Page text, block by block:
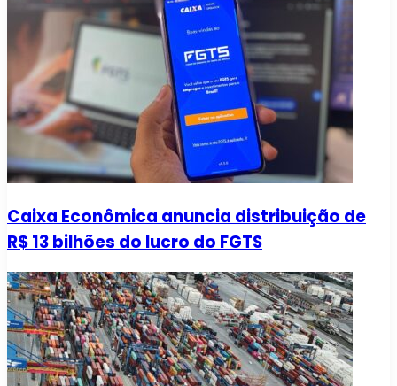
Caixa Econômica anuncia distribuição de
R$ 13 bilhões do lucro do FGTS